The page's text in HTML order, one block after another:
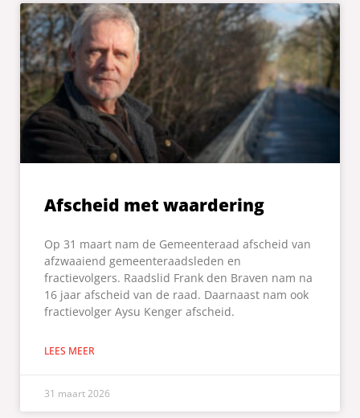
Afscheid met waardering
Op 31 maart nam de Gemeenteraad afscheid van
afzwaaiend gemeenteraadsleden en
fractievolgers. Raadslid Frank den Braven nam na
16 jaar afscheid van de raad. Daarnaast nam ook
fractievolger Aysu Kenger afscheid.
LEES MEER
31 maart 2026